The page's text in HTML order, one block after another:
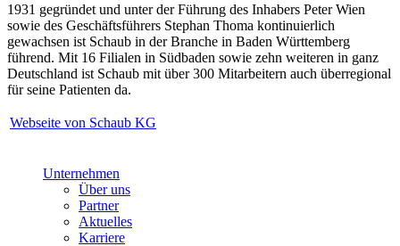
1931 gegründet und unter der Führung des Inhabers Peter Wien
sowie des Geschäftsführers Stephan Thoma kontinuierlich
gewachsen ist Schaub in der Branche in Baden Württemberg
führend. Mit 16 Filialen in Südbaden sowie zehn weiteren in ganz
Deutschland ist Schaub mit über 300 Mitarbeitern auch überregional
für seine Patienten da.
Webseite von Schaub KG
Unternehmen
Über uns
Partner
Aktuelles
Karriere